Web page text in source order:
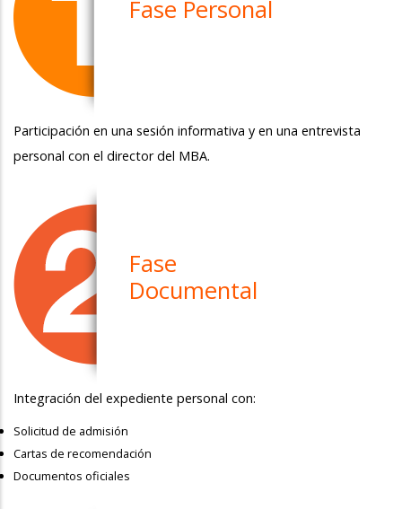
Fase Personal
Participación en una sesión informativa y en una entrevista
personal con el director del MBA.
Fase
Documental
Integración del expediente personal con:
Solicitud de admisión
Cartas de recomendación
Documentos oficiales